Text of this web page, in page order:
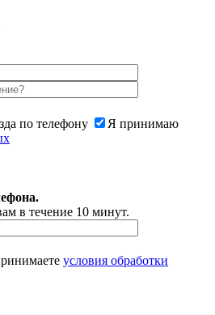
по телефону
Я принимаю
в течение 10 минут.
условия обработки